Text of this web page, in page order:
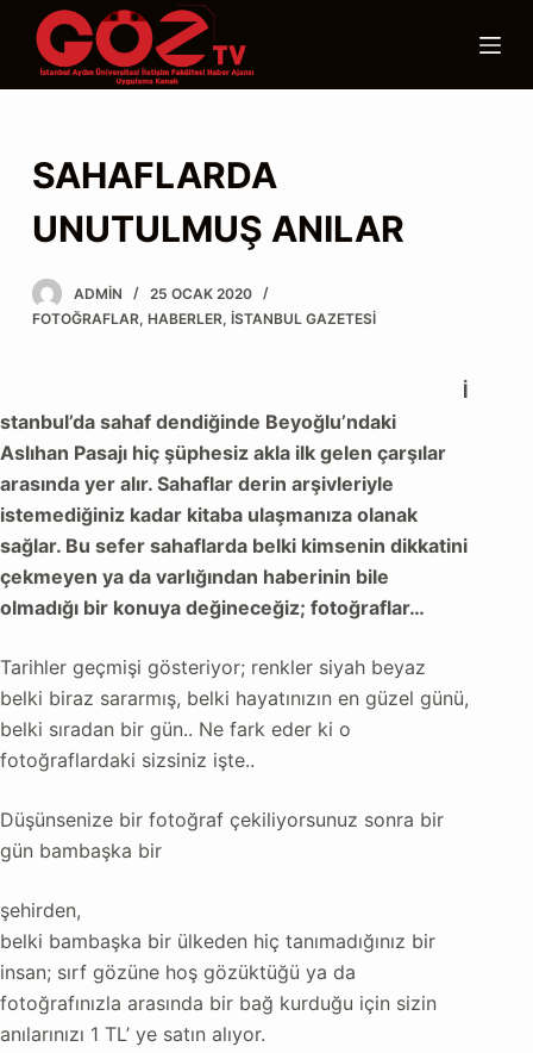
i
o
c
o
SAHAFLARDA
UNUTULMUŞ ANILAR
ADMIN
25 OCAK 2020
FOTOĞRAFLAR, HABERLER, İSTANBUL GAZETESI
İ
stanbul’da sahaf dendiğinde Beyoğlu’ndaki
Aslıhan Pasajı hiç şüphesiz akla ilk gelen çarşılar
arasında yer alır. Sahaflar derin arşivleriyle
istemediğiniz kadar kitaba ulaşmanıza olanak
sağlar. Bu sefer sahaflarda belki kimsenin dikkatini
çekmeyen ya da varlığından haberinin bile
olmadığı bir konuya değineceğiz; fotoğraflar…
Tarihler geçmişi gösteriyor; renkler siyah beyaz
belki biraz sararmış, belki hayatınızın en güzel günü,
belki sıradan bir gün.. Ne fark eder ki o
fotoğraflardaki sizsiniz işte..
Düşünsenize bir fotoğraf çekiliyorsunuz sonra bir
gün bambaşka bir
şehirden,
belki bambaşka bir ülkeden hiç tanımadığınız bir
insan; sırf gözüne hoş gözüktüğü ya da
fotoğrafınızla arasında bir bağ kurduğu için sizin
anılarınızı 1 TL’ ye satın alıyor.